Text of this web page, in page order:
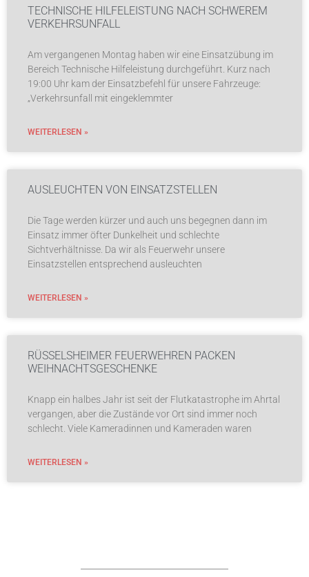
TECHNISCHE HILFELEISTUNG NACH SCHWEREM
VERKEHRSUNFALL
Am vergangenen Montag haben wir eine Einsatzübung im
Bereich Technische Hilfeleistung durchgeführt. Kurz nach
19:00 Uhr kam der Einsatzbefehl für unsere Fahrzeuge:
„Verkehrsunfall mit eingeklemmter
WEITERLESEN »
AUSLEUCHTEN VON EINSATZSTELLEN
Die Tage werden kürzer und auch uns begegnen dann im
Einsatz immer öfter Dunkelheit und schlechte
Sichtverhältnisse. Da wir als Feuerwehr unsere
Einsatzstellen entsprechend ausleuchten
WEITERLESEN »
RÜSSELSHEIMER FEUERWEHREN PACKEN
WEIHNACHTSGESCHENKE
Knapp ein halbes Jahr ist seit der Flutkatastrophe im Ahrtal
vergangen, aber die Zustände vor Ort sind immer noch
schlecht. Viele Kameradinnen und Kameraden waren
WEITERLESEN »